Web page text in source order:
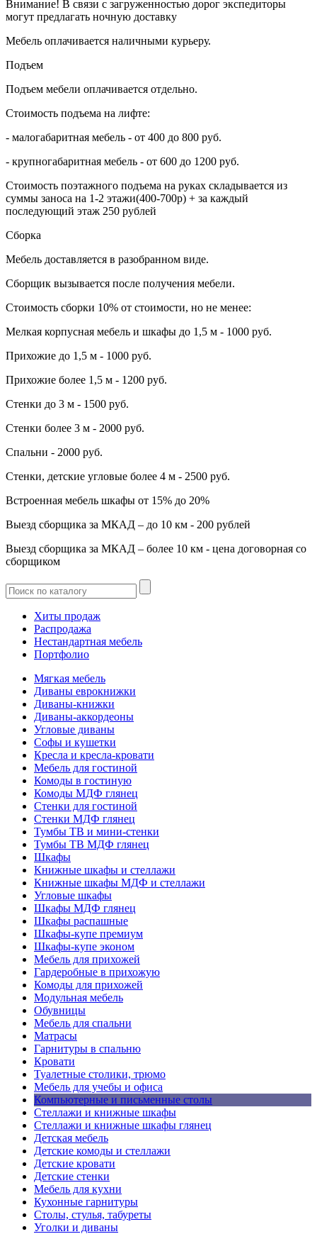
Внимание! В связи с загруженностью дорог экспедиторы
могут предлагать ночную доставку
Мебель оплачивается наличными курьеру.
Подъем
Подъем мебели оплачивается отдельно.
Стоимость подъема на лифте:
- малогабаритная мебель - от 400 до 800 руб.
- крупногабаритная мебель - от 600 до 1200 руб.
Стоимость поэтажного подъема на руках складывается из
суммы заноса на 1-2 этажи(400-700р) + за каждый
последующий этаж 250 рублей
Сборка
Мебель доставляется в разобранном виде.
Сборщик вызывается после получения мебели.
Стоимость сборки 10% от стоимости, но не менее:
Мелкая корпусная мебель и шкафы до 1,5 м - 1000 руб.
Прихожие до 1,5 м - 1000 руб.
Прихожие более 1,5 м - 1200 руб.
Стенки до 3 м - 1500 руб.
Стенки более 3 м - 2000 руб.
Спальни - 2000 руб.
Стенки, детские угловые более 4 м - 2500 руб.
Встроенная мебель шкафы от 15% до 20%
Выезд сборщика за МКАД – до 10 км - 200 рублей
Выезд сборщика за МКАД – более 10 км - цена договорная со
сборщиком
Хиты продаж
Распродажа
Нестандартная мебель
Портфолио
Мягкая мебель
Диваны еврокнижки
Диваны-книжки
Диваны-аккордеоны
Угловые диваны
Софы и кушетки
Кресла и кресла-кровати
Мебель для гостиной
Комоды в гостиную
Комоды МДФ глянец
Стенки для гостиной
Стенки МДФ глянец
Тумбы ТВ и мини-стенки
Тумбы ТВ МДФ глянец
Шкафы
Книжные шкафы и стеллажи
Книжные шкафы МДФ и стеллажи
Угловые шкафы
Шкафы МДФ глянец
Шкафы распашные
Шкафы-купе премиум
Шкафы-купе эконом
Мебель для прихожей
Гардеробные в прихожую
Комоды для прихожей
Модульная мебель
Обувницы
Мебель для спальни
Матрасы
Гарнитуры в спальню
Кровати
Туалетные столики, трюмо
Мебель для учебы и офиса
Компьютерные и письменные столы
Стеллажи и книжные шкафы
Стеллажи и книжные шкафы глянец
Детская мебель
Детские комоды и стеллажи
Детские кровати
Детские стенки
Мебель для кухни
Кухонные гарнитуры
Столы, стулья, табуреты
Уголки и диваны